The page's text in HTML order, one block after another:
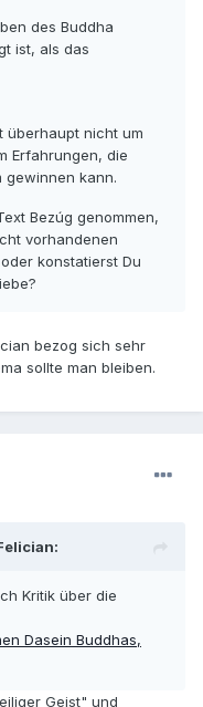
des Buddha
ist, als das
überhaupt nicht um
Erfahrungen, die
gewinnen kann.
Bezúg genommen,
vorhandenen
konstatierst Du
bezog sich sehr
sollte man bleiben.
Kritik über die
Dasein Buddhas,
Geist" und